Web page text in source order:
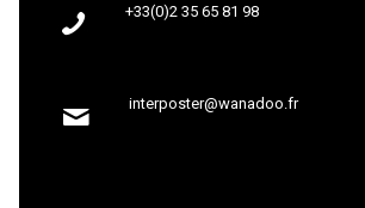
+33(0)2 35 65 81 98
interposter@wanadoo.fr